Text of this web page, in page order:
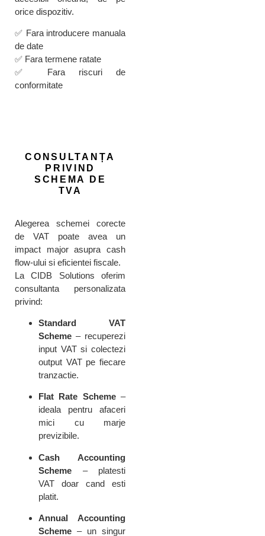
orice dispozitiv.
✅ Fara introducere manuala
de date
✅ Fara termene ratate
✅ Fara riscuri de
conformitate
CONSULTANȚA
PRIVIND
SCHEMA DE
TVA
Alegerea schemei corecte
de VAT poate avea un
impact major asupra cash
flow-ului si eficientei fiscale.
La CIDB Solutions oferim
consultanta personalizata
privind:
Standard VAT
Scheme – recuperezi
input VAT si colectezi
output VAT pe fiecare
tranzactie.
Flat Rate Scheme–
ideala pentru afaceri
mici cu marje
previzibile.
Cash Accounting
Scheme – platesti
VAT doar cand esti
platit.
Annual Accounting
Scheme – un singur